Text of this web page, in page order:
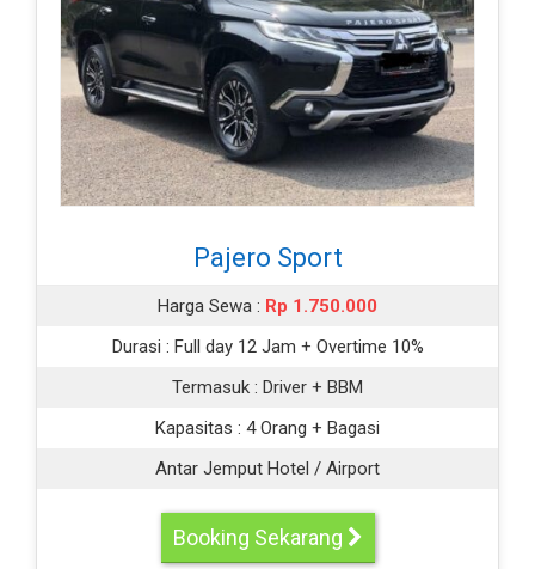
Pajero Sport
Harga Sewa : Rp 1.750.000
Durasi : Full day 12 Jam + Overtime 10%
Termasuk : Driver + BBM
Kapasitas : 4 Orang + Bagasi
Antar Jemput Hotel / Airport
Booking Sekarang